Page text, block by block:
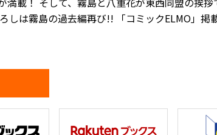
しは霧島の過去編再び!! 「コミックELMO」掲